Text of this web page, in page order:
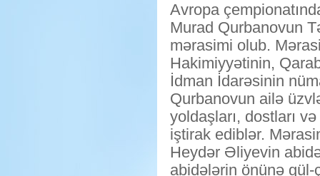
Avropa
Murad Qurbanovun
mərasimi olub.
Hakimiyyətinin,
İdman İdarəsinin
Qurbanovun ailə
yoldaşları, dostları
iştirak ediblər.
Heydər Əliyevin
abidələrin önünə